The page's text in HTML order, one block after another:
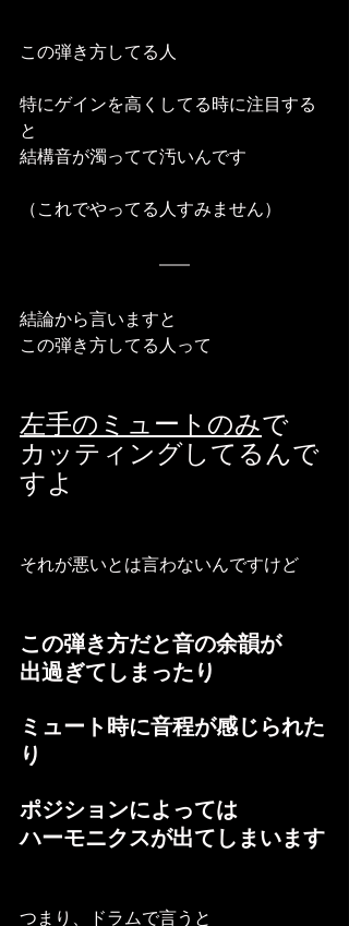
この弾き方してる人
特にゲインを高くしてる時に注目する
と
結構音が濁ってて汚いんです
（これでやってる人すみません）
結論から言いますと
この弾き方してる人って
左手のミュートのみで
カッティングしてるんで
すよ
それが悪いとは言わないんですけど
この弾き方だと音の余韻が
出過ぎてしまったり
ミュート時に音程が感じられた
り
ポジションによっては
ハーモニクスが出てしまいます
つまり、ドラムで言うと